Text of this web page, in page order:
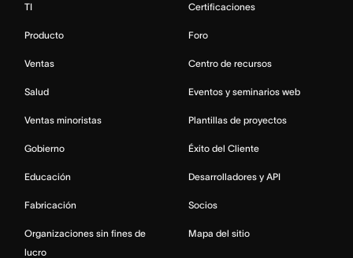
TI
Producto
Ventas
Salud
Ventas minoristas
Gobierno
Educación
Fabricación
Organizaciones sin fines de
lucro
Certificaciones
Foro
Centro de recursos
Eventos y seminarios web
Plantillas de proyectos
Éxito del Cliente
Desarrolladores y API
Socios
Mapa del sitio